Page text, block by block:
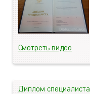
Смотреть видео
Диплом специалиста